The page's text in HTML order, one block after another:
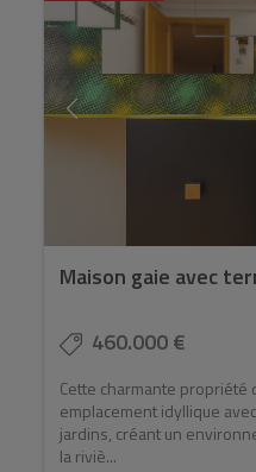
Maison gaie avec
460.000 €
Cette charmante propriété
emplacement idyllique
jardins, créant un
la riviè...